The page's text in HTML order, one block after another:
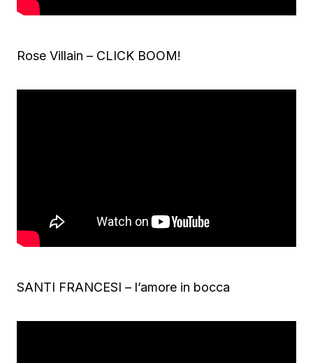
Rose Villain – CLICK BOOM!
SANTI FRANCESI – l’amore in bocca